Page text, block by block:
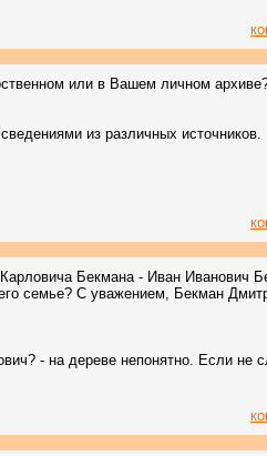
или в Вашем личном
из различных источников.
Бекмана - Иван Иванович
семье? С уважением, Бекман
- на дереве непонятно. Если не